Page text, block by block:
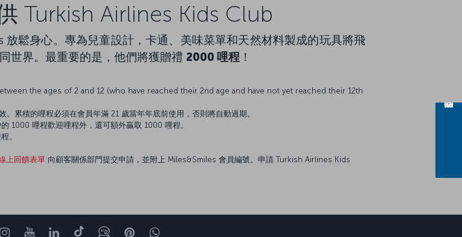
Turkish Airlines Kids Club
鬆身心。專為兒童設計，卡通、美味菜單和天然材料製成的玩具將飛
世界。最重要的是，他們將獲贈禮 2000 哩程 ！
the ages of 2 and 12 (who have reached their 2nd age and have not yet reached their 12th
累積的哩程必須在會員年滿 21 歲當年年底前使用，否則將自動過期。
1000 哩程歡迎哩程外，還可額外贏取 1000 哩程。
。
上回饋表單 向顧客關係部門提交申請，並附上 Miles&Smiles 會員編號。申請 Turkish Airlines Kids
Instagram
YouTubeLinkedIn
Tiktok部落格PinterestWhatsapp